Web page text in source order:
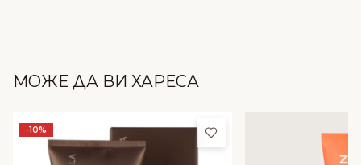
МОЖЕ ДА ВИ ХАРЕСА
-10% Добави в любими